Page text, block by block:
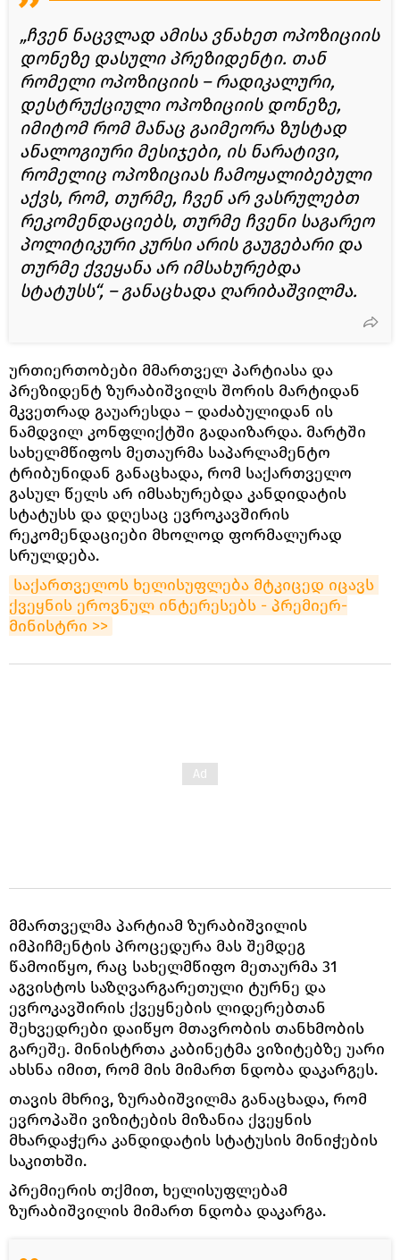
„ჩვენ ნაცვლად ამისა ვნახეთ ოპოზიციის
დონეზე დასული პრეზიდენტი. თან
რომელი ოპოზიციის – რადიკალური,
დესტრუქციული ოპოზიციის დონეზე,
იმიტომ რომ მანაც გაიმეორა ზუსტად
ანალოგიური მესიჯები, ის ნარატივი,
რომელიც ოპოზიციას ჩამოყალიბებული
აქვს, რომ, თურმე, ჩვენ არ ვასრულებთ
რეკომენდაციებს, თურმე ჩვენი საგარეო
პოლიტიკური კურსი არის გაუგებარი და
თურმე ქვეყანა არ იმსახურებდა
სტატუსს“, – განაცხადა ღარიბაშვილმა.
ურთიერთობები მმართველ პარტიასა და
პრეზიდენტ ზურაბიშვილს შორის მარტიდან
მკვეთრად გაუარესდა – დაძაბულიდან ის
ნამდვილ კონფლიქტში გადაიზარდა. მარტში
სახელმწიფოს მეთაურმა საპარლამენტო
ტრიბუნიდან განაცხადა, რომ საქართველო
გასულ წელს არ იმსახურებდა კანდიდატის
სტატუსს და დღესაც ევროკავშირის
რეკომენდაციები მხოლოდ ფორმალურად
სრულდება.
საქართველოს ხელისუფლება მტკიცედ იცავს
ქვეყნის ეროვნულ ინტერესებს - პრემიერ-
მინისტრი >>
მმართველმა პარტიამ ზურაბიშვილის
იმპიჩმენტის პროცედურა მას შემდეგ
წამოიწყო, რაც სახელმწიფო მეთაურმა 31
აგვისტოს საზღვარგარეთული ტურნე და
ევროკავშირის ქვეყნების ლიდერებთან
შეხვედრები დაიწყო მთავრობის თანხმობის
გარეშე. მინისტრთა კაბინეტმა ვიზიტებზე უარი
ახსნა იმით, რომ მის მიმართ ნდობა დაკარგეს.
თავის მხრივ, ზურაბიშვილმა განაცხადა, რომ
ევროპაში ვიზიტების მიზანია ქვეყნის
მხარდაჭერა კანდიდატის სტატუსის მინიჭების
საკითხში.
პრემიერის თქმით, ხელისუფლებამ
ზურაბიშვილის მიმართ ნდობა დაკარგა.